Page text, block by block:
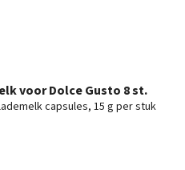
voor Dolce Gusto 8 st.
capsules, 15 g per stuk